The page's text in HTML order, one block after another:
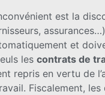
est la
et
les contrats de
repris en vertu de
Fiscalement, les